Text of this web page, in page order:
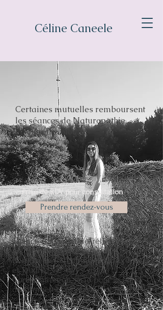
Céline Caneele
Certaines mutuelles remboursent
les séances de Naturopathie
et/ou réflexologie
Prise de RDV pour consultation
Prendre rendez-vous
Séance naturopathie/réflexologie
au cabinet paramédical de
Boeschèpe les Lundis et Mercredis
et Jeudis.
Consultation en visio pour le bilan
de compétences et MBTI et ikigai.